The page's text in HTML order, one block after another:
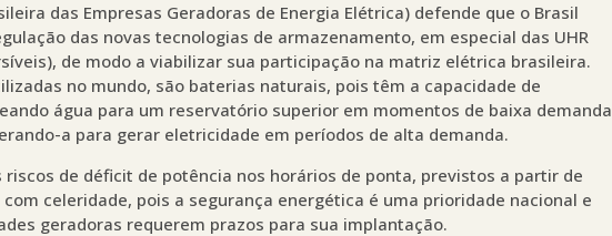
das Empresas Geradoras de Energia Elétrica) defende que o Brasil
das novas tecnologias de armazenamento, em especial das UHR
de modo a viabilizar sua participação na matriz elétrica brasileira.
no mundo, são baterias naturais, pois têm a capacidade de
água para um reservatório superior em momentos de baixa demanda
a para gerar eletricidade em períodos de alta demanda.
riscos de déficit de potência nos horários de ponta, previstos a partir de
celeridade, pois a segurança energética é uma prioridade nacional e
geradoras requerem prazos para sua implantação.